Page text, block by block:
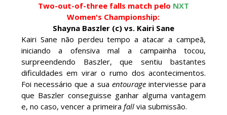
GUERRA EXTREMA NO GRAND SLAM MEXICO:
Will Ospreay supera Mark Davis num brutal
Street Fight com arame farpado
Unknown-Aug 06 2026
NOVOS CAMPEÕES DE TRIOS NA AEW: Brody
King, Bandido e Hangman Page conquistam os
Two-out-of-three falls match pelo NXT
Women's Championship:
Shayna Baszler (c) vs. Kairi Sane
Kairi Sane não perdeu tempo a atacar a campeã,
iniciando a ofensiva mal a campainha tocou,
surpreendendo Baszler, que sentiu bastantes
dificuldades em virar o rumo dos acontecimentos.
Foi necessário que a sua entourageinterviesse para
que Baszler conseguisse ganhar alguma vantagem
e, no caso, vencer a primeira fallvia submissão.